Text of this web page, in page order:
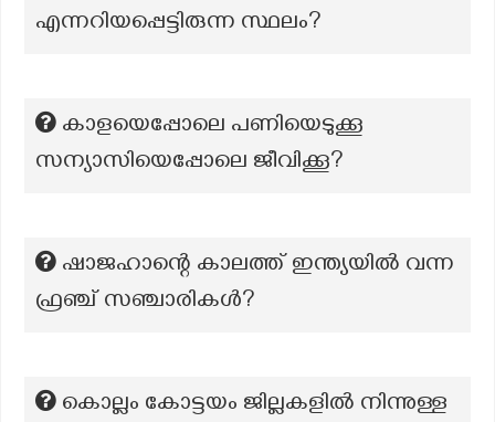
എന്നറിയപ്പെട്ടിരുന്ന സ്ഥലം?
കാളയെപ്പോലെ പണിയെടുക്കൂ
സന്യാസിയെപ്പോലെ ജീവിക്കൂ?
ഷാജഹാന്റെ കാലത്ത് ഇന്ത്യയിൽ വന്ന
ഫ്രഞ്ച് സഞ്ചാരികൾ?
കൊല്ലം കോട്ടയം ജില്ലകളിൽ നിന്നുള്ള